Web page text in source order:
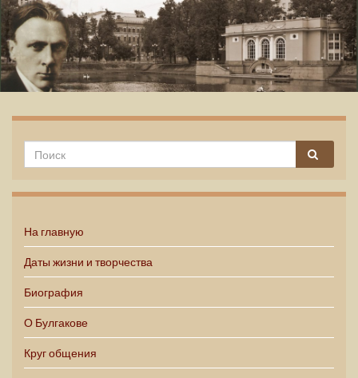
На главную
Даты жизни и творчества
Биография
О Булгакове
Круг общения